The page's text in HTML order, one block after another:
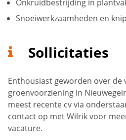
Onkruidbestrijding in
Snoeiwerkzaamheden en
Sollicitaties
Enthousiast geworden over de
groenvoorziening in
meest recente cv via
contact op met Wilrik voor
vacature.